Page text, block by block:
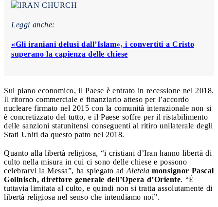
Leggi anche:
«Gli iraniani delusi dall’Islam», i convertiti a Cristo
superano la capienza delle chiese
Sul piano economico, il Paese è entrato in recessione nel 2018.
Il ritorno commerciale e finanziario atteso per l’accordo
nucleare firmato nel 2015 con la comunità interazionale non si
è concretizzato del tutto, e il Paese soffre per il ristabilimento
delle sanzioni statunitensi conseguenti al ritiro unilaterale degli
Stati Uniti da questo patto nel 2018.
Quanto alla libertà religiosa, “i cristiani d’Iran hanno libertà di
culto nella misura in cui ci sono delle chiese e possono
celebrarvi la Messa”, ha spiegato ad Aleteia monsignor Pascal
Gollnisch, direttore generale dell’Opera d’Oriente. “È
tuttavia limitata al culto, e quindi non si tratta assolutamente di
libertà religiosa nel senso che intendiamo noi”.